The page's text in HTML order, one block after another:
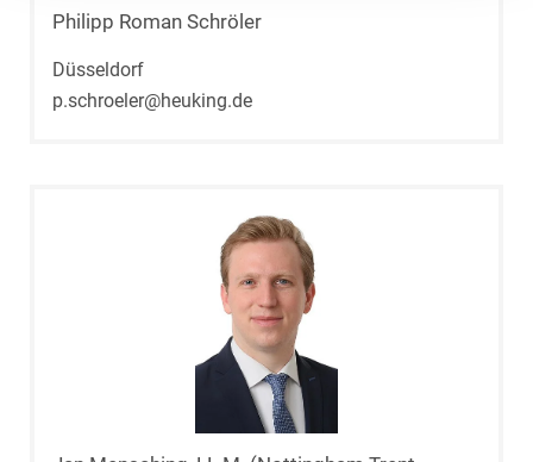
Philipp Roman Schröler
Düsseldorf
p.schroeler@heuking.de